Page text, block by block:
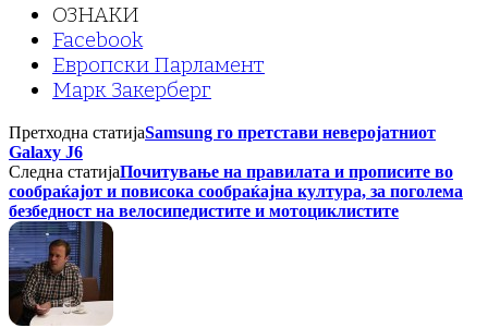
ОЗНАКИ
Facebook
Европски Парламент
Марк Закерберг
Претходна статијаSamsung го претстави неверојатниот
Galaxy Ј6
Следна статијаПочитување на правилата и прописите во
сообраќајот и повисока сообраќајна култура, зa поголема
безбедност на велосипедистите и мотоциклистите